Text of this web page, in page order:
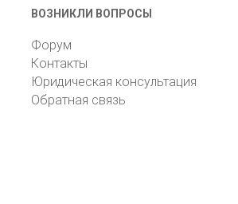
ВОЗНИКЛИ ВОПРОСЫ
Форум
Контакты
Юридическая консультация
Обратная связь